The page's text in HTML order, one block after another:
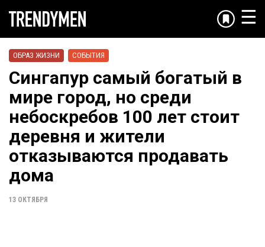
☰
ОБРАЗ ЖИЗНИ СОБЫТИЯ
Сингапур самый богатый в
мире город, но среди
небоскребов 100 лет стоит
деревня и жители
отказываются продавать
дома
13 ОКТЯБРЯ